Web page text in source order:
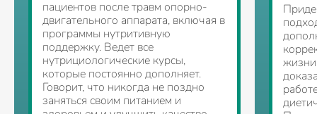
пациентов после травм опорно-
двигательного аппарата, включая в
программы нутритивную
поддержку. Ведет все
нутрициологические курсы,
которые постоянно дополняет.
Говорит, что никогда не поздно
заняться своим питанием и